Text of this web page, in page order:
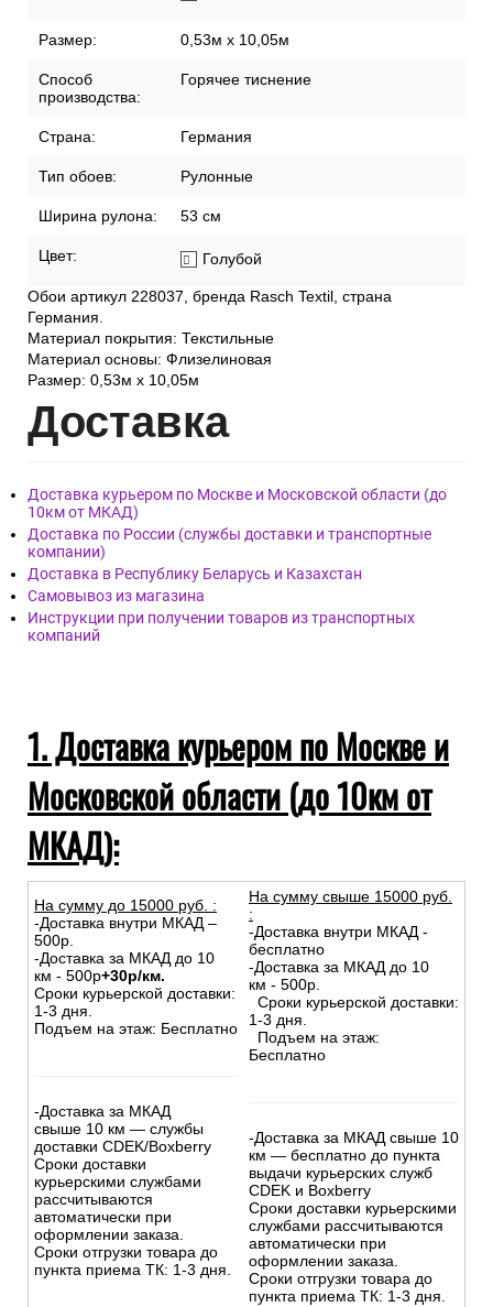
Размер: 0,53м x 10,05м
Способ
производства:
Горячее тиснение
Страна: Германия
Тип обоев: Рулонные
Ширина рулона: 53 см
Цвет: Голубой
Обои артикул 228037, бренда Rasch Textil, страна
Германия.
Материал покрытия: Текстильные
Материал основы: Флизелиновая
Размер: 0,53м x 10,05м
Доставка
Доставка курьером по Москве и Московской области (до
10км от МКАД)
Доставка по России (службы доставки и транспортные
компании)
Доставка в Республику Беларусь и Казахстан
Самовывоз из магазина
Инструкции при получении товаров из транспортных
компаний
1. Доставка курьером по Москве и
Московской области (до 10км от
МКАД):
На сумму до 15000 руб. :
-Доставка внутри МКАД –
500р.
-Доставка за МКАД до 10
км - 500р+30р/км.
Сроки курьерской доставки:
1-3 дня.
Подъем на этаж: Бесплатно
-Доставка за МКАД
свыше 10 км — службы
доставки CDEK/Boxberry
Сроки доставки
курьерскими службами
рассчитываются
автоматически при
оформлении заказа.
Сроки отгрузки товара до
пункта приема ТК: 1-3 дня.
На сумму свыше 15000 руб.
:
-Доставка внутри МКАД -
бесплатно
-Доставка за МКАД до 10
км - 500р.
Сроки курьерской доставки:
1-3 дня.
Подъем на этаж:
Бесплатно
-Доставка за МКАД свыше 10
км — бесплатно до пункта
выдачи курьерских служб
CDEK и Boxberry
Сроки доставки курьерскими
службами рассчитываются
автоматически при
оформлении заказа.
Сроки отгрузки товара до
пункта приема ТК: 1-3 дня.